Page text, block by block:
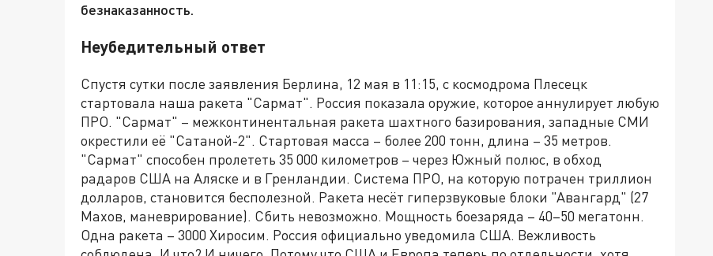
безнаказанность.
Неубедительный ответ
Спустя сутки после заявления Берлина, 12 мая в 11:15, с космодрома Плесецк
стартовала наша ракета "Сармат". Россия показала оружие, которое аннулирует любую
ПРО. "Сармат" – межконтинентальная ракета шахтного базирования, западные СМИ
окрестили её "Сатаной-2". Стартовая масса – более 200 тонн, длина – 35 метров.
"Сармат" способен пролететь 35 000 километров – через Южный полюс, в обход
радаров США на Аляске и в Гренландии. Система ПРО, на которую потрачен триллион
долларов, становится бесполезной. Ракета несёт гиперзвуковые блоки "Авангард" (27
Махов, маневрирование). Сбить невозможно. Мощность боезаряда – 40–50 мегатонн.
Одна ракета – 3000 Хиросим. Россия официально уведомила США. Вежливость